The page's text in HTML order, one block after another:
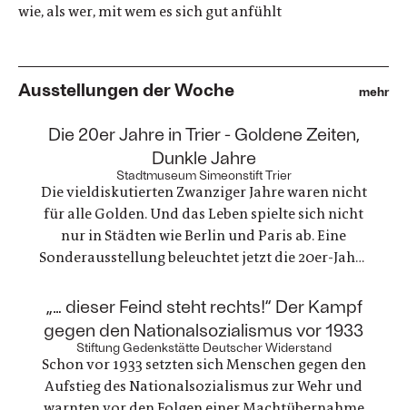
wie, als wer, mit wem es sich gut anfühlt
Ausstellungen der Woche mehr
Die 20er Jahre in Trier - Goldene Zeiten,
Dunkle Jahre
Stadtmuseum Simeonstift Trier
Die vieldiskutierten Zwanziger Jahre waren nicht
für alle Golden. Und das Leben spielte sich nicht
nur in Städten wie Berlin und Paris ab. Eine
Sonderausstellung beleuchtet jetzt die 20er-Jahre
Gegenstände zeichnen ein einzigartiges Zeitbild
von Alltagsleben, Architektur, Kunst, Mode und
Technik
„… dieser Feind steht rechts!“ Der Kampf
gegen den Nationalsozialismus vor 1933
Stiftung Gedenkstätte Deutscher Widerstand
Schon vor 1933 setzten sich Menschen gegen den
Aufstieg des Nationalsozialismus zur Wehr und